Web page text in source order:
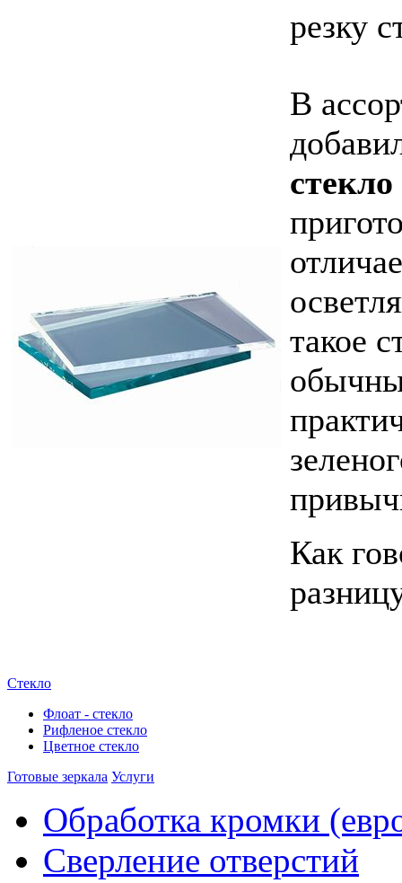
резку
В
такое
Как
Стекло
Флоат - стекло
Рифленое стекло
Цветное стекло
Готовые зеркала Услуги
Обработка кромки
Сверление отверстий